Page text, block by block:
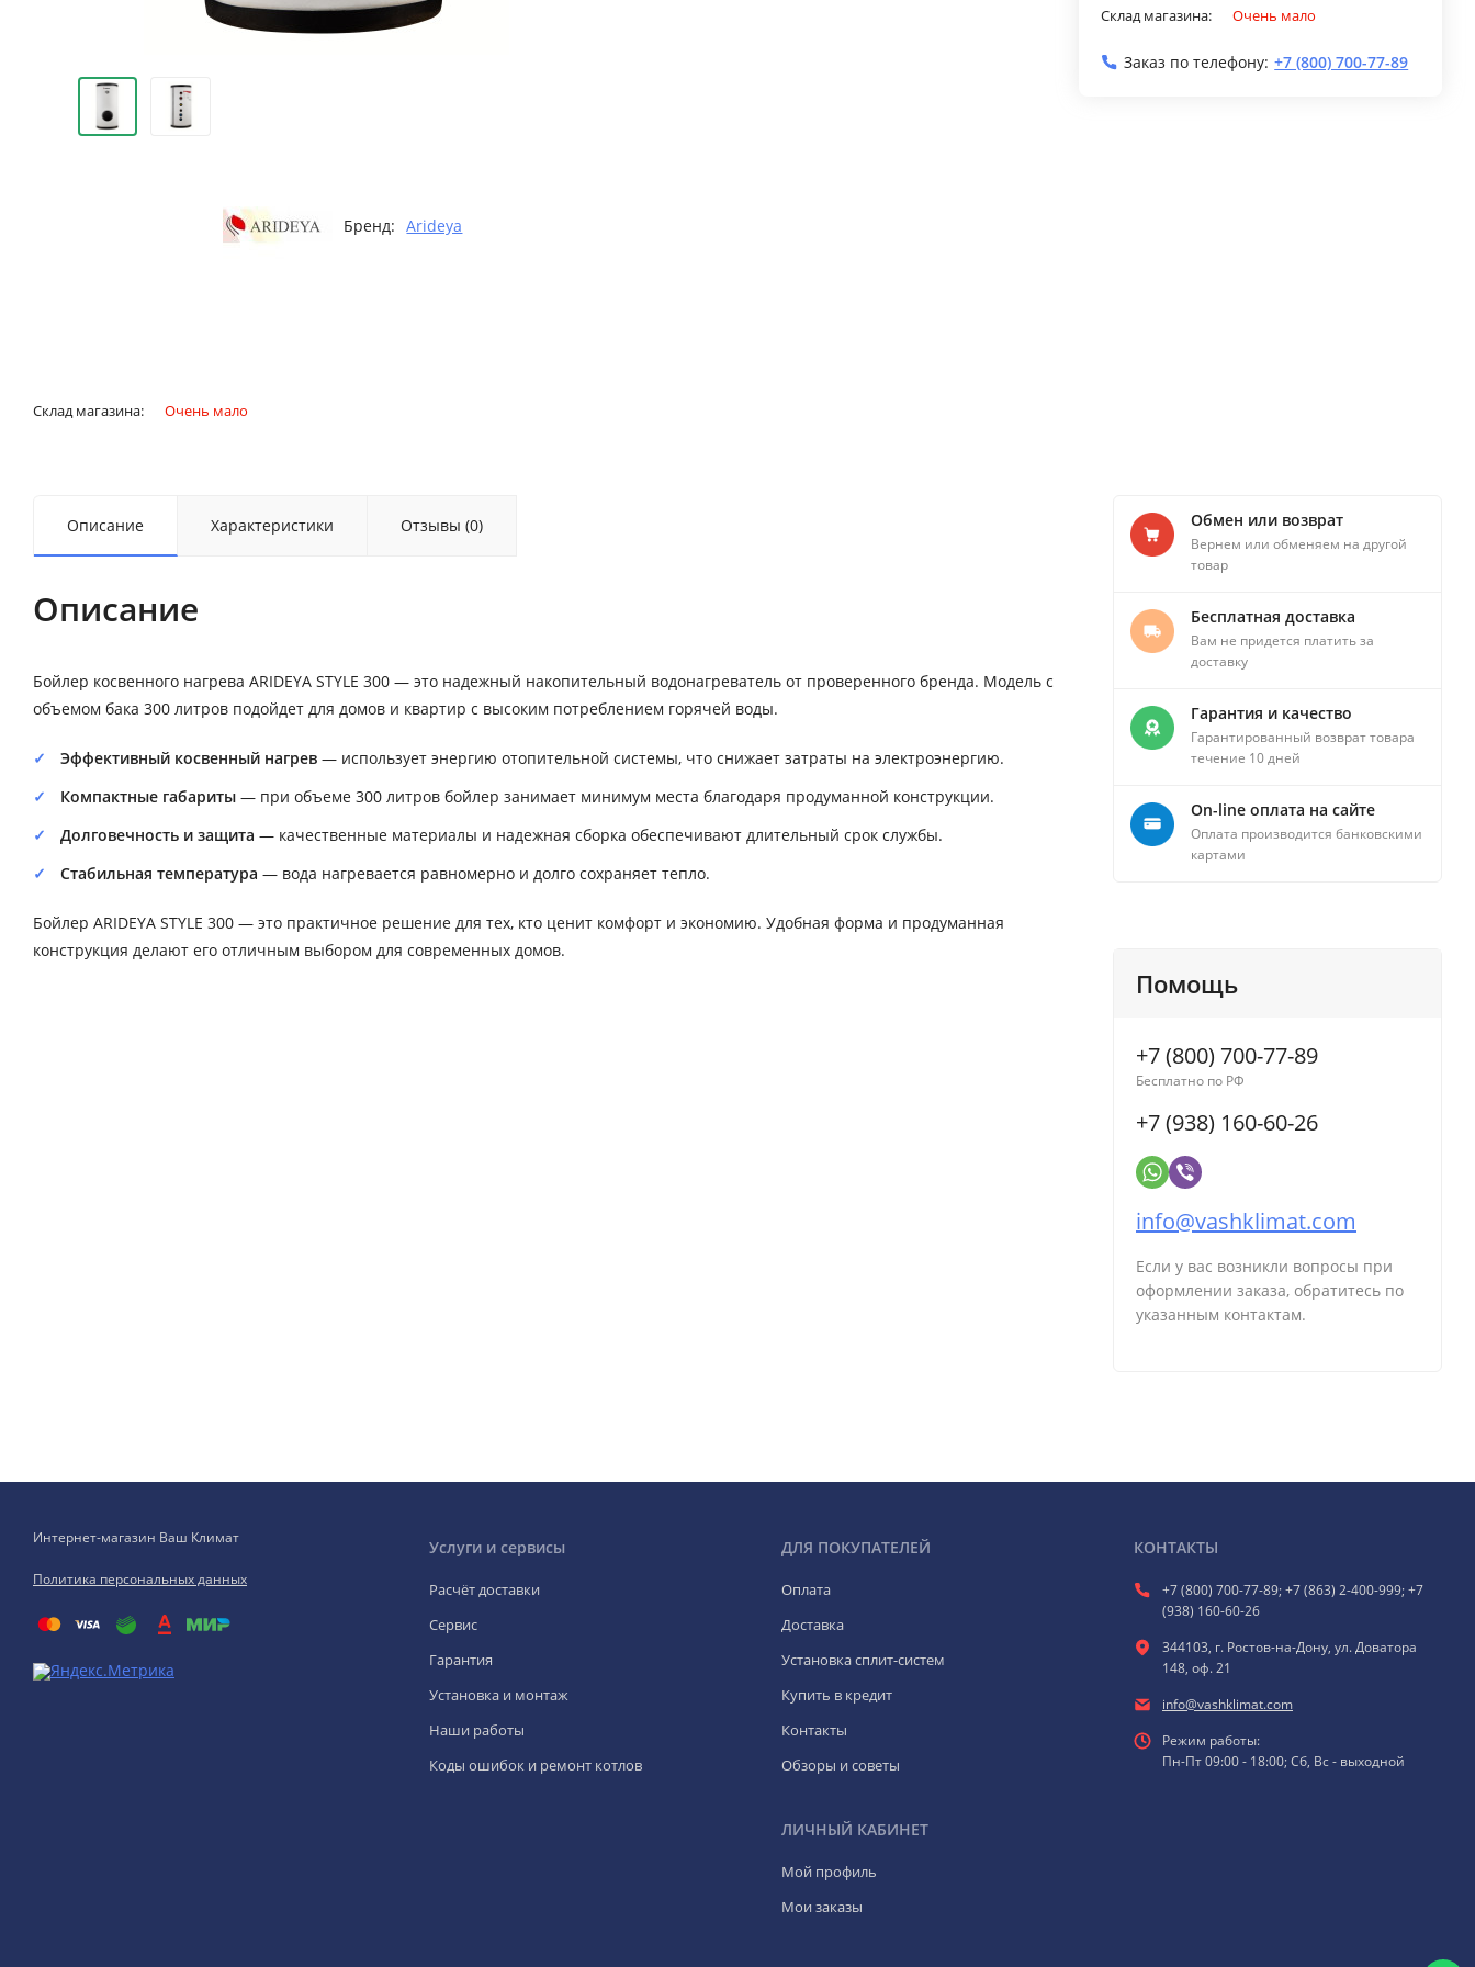
Бренд: Arideya
Склад магазина: Очень мало
Заказ по телефону: +7 (800) 700-77-89
Склад магазина: Очень мало
Описание Характеристики Отзывы (0)
Описание
Бойлер косвенного нагрева ARIDEYA STYLE 300 — это надежный накопительный водонагреватель от проверенного бренда. Модель с
объемом бака 300 литров подойдет для домов и квартир с высоким потреблением горячей воды.
Эффективный косвенный нагрев — использует энергию отопительной системы, что снижает затраты на электроэнергию.
Компактные габариты — при объеме 300 литров бойлер занимает минимум места благодаря продуманной конструкции.
Долговечность и защита — качественные материалы и надежная сборка обеспечивают длительный срок службы.
Стабильная температура — вода нагревается равномерно и долго сохраняет тепло.
Бойлер ARIDEYA STYLE 300 — это практичное решение для тех, кто ценит комфорт и экономию. Удобная форма и продуманная
конструкция делают его отличным выбором для современных домов.
Обмен или возврат
Вернем или обменяем на другой
товар
Бесплатная доставка
Вам не придется платить за
доставку
Гарантия и качество
Гарантированный возврат товара
течение 10 дней
On-line оплата на сайте
Оплата производится банковскими
картами
Помощь
+7 (800) 700-77-89
Бесплатно по РФ
+7 (938) 160-60-26
info@vashklimat.com
Если у вас возникли вопросы при
оформлении заказа, обратитесь по
указанным контактам.
Интернет-магазин Ваш Климат
Политика персональных данных
Услуги и сервисы
Расчёт доставки
Сервис
Гарантия
Установка и монтаж
Наши работы
Коды ошибок и ремонт котлов
ДЛЯ ПОКУПАТЕЛЕЙ
Оплата
Доставка
Установка сплит-систем
Купить в кредит
Контакты
Обзоры и советы
ЛИЧНЫЙ КАБИНЕТ
Мой профиль
Мои заказы
КОНТАКТЫ
+7 (800) 700-77-89; +7 (863) 2-400-999; +7
(938) 160-60-26
344103, г. Ростов-на-Дону, ул. Доватора
148, оф. 21
info@vashklimat.com
Режим работы:
Пн-Пт 09:00 - 18:00; Сб, Вс - выходной